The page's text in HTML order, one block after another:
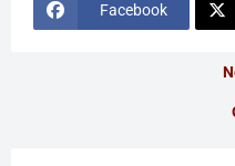
Facebook